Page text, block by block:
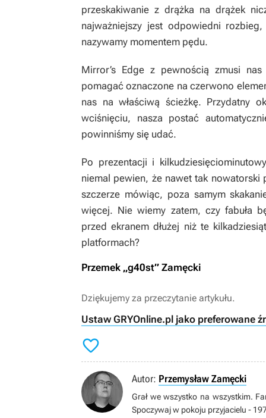
przeskakiwanie z drążka na drążek
najważniejszy jest odpowiedni
nazywamy momentem pędu.
Mirror’s Edge z pewnością zmusi nas
pomagać oznaczone na czerwono
nas na właściwą ścieżkę. Przydatny
wciśnięciu, nasza postać
powinniśmy się udać.
Po prezentacji i
niemal pewien, że nawet tak nowatorski
szczerze mówiąc, poza samym
więcej. Nie wiemy zatem, czy fabuła
przed ekranem dłużej niż te
platformach?
Przemek „g40st” Zamęcki
Dziękujemy za przeczytanie artykułu.
Ustaw GRYOnline.pl jako preferowane

Autor: Przemysław Zamęcki
Grał we wszystko na wszystkim.
Spoczywaj w pokoju przyjacielu -